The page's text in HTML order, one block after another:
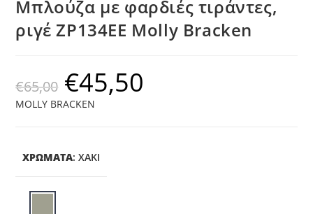
Μπλούζα με φαρδιές τιράντες,
ριγέ ZP134EE Molly Bracken
€65,00 €45,50
MOLLY BRACKEN
ΧΡΩΜΑΤΑ: ΧΑΚΊ